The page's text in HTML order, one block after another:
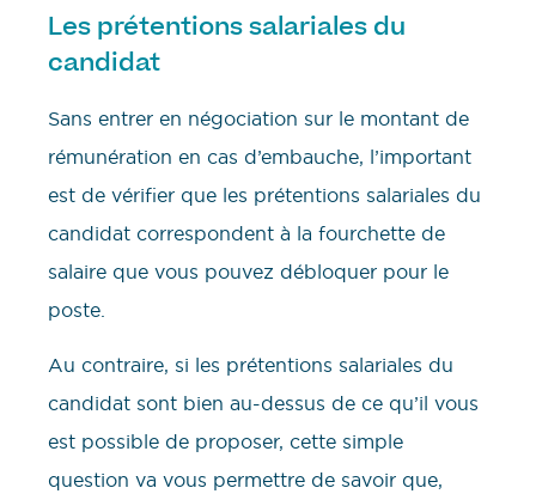
Les prétentions salariales du
candidat
Sans entrer en négociation sur le montant de
rémunération en cas d’embauche, l’important
est de vérifier que les prétentions salariales du
candidat correspondent à la fourchette de
salaire que vous pouvez débloquer pour le
poste.
Au contraire, si les prétentions salariales du
candidat sont bien au-dessus de ce qu’il vous
est possible de proposer, cette simple
question va vous permettre de savoir que,